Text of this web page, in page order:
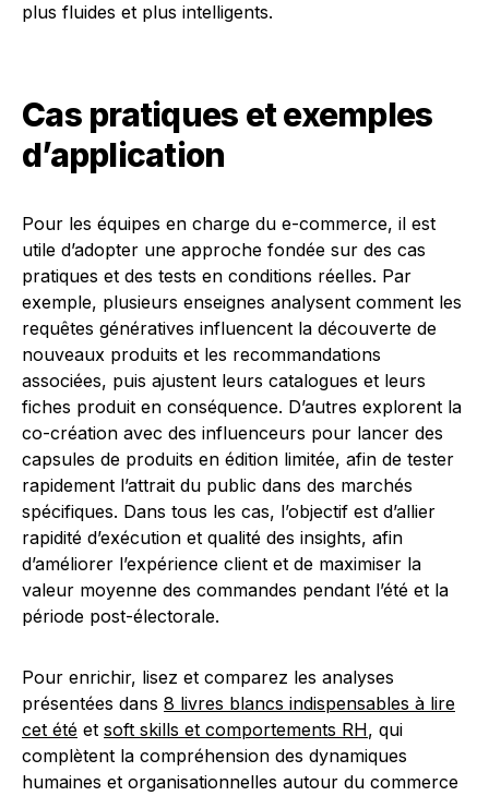
plus fluides et plus intelligents.
Cas pratiques et exemples
d’application
Pour les équipes en charge du e-commerce, il est
utile d’adopter une approche fondée sur des cas
pratiques et des tests en conditions réelles. Par
exemple, plusieurs enseignes analysent comment les
requêtes génératives influencent la découverte de
nouveaux produits et les recommandations
associées, puis ajustent leurs catalogues et leurs
fiches produit en conséquence. D’autres explorent la
co-création avec des influenceurs pour lancer des
capsules de produits en édition limitée, afin de tester
rapidement l’attrait du public dans des marchés
spécifiques. Dans tous les cas, l’objectif est d’allier
rapidité d’exécution et qualité des insights, afin
d’améliorer l’expérience client et de maximiser la
valeur moyenne des commandes pendant l’été et la
période post-électorale.
Pour enrichir, lisez et comparez les analyses
présentées dans 8 livres blancs indispensables à lire
cet été et soft skills et comportements RH, qui
complètent la compréhension des dynamiques
humaines et organisationnelles autour du commerce